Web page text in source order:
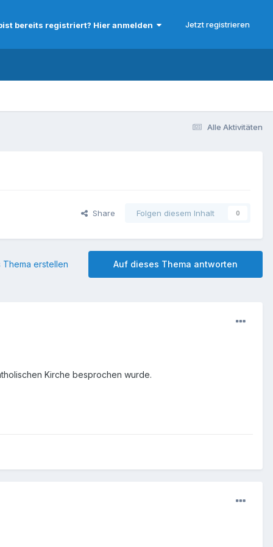
bereits registriert? Hier anmelden Jetzt registrieren
Alle Aktivitäten
Share Folgen diesem Inhalt 0
Auf dieses Thema antworten
Thema erstellen
Kirche besprochen wurde.